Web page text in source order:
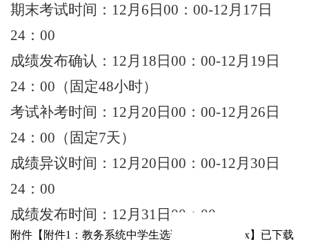
间
期末考试时间 ： 1 2 月 6 日 00 ： 00-1 2 月 1 7 日
24 ： 00
成绩发布确认 ： 1 2 月 18 日 00 ： 00-1 2 月 19日
24 ： 00 （ 固定48小时）
考试补考时间 ： 1 2 月 20 日 00 ： 00-1 2 月 26日
24 ： 00 （ 固定7天）
成绩异议时间 ： 1 2 月 20 日 00 ： 00-1 2月30 日
24 ： 00
成绩发布时间 ： 1 2 月 31 日 00 ： 00
附件【 附件1：教务系统中学生选课操作流程.docx】 已下载